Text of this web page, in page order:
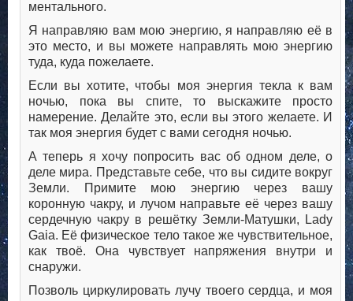
ментального.
Я направляю вам мою энергию, я направляю её в
это место, и вы можете направлять мою энергию
туда, куда пожелаете.
Если вы хотите, чтобы моя энергия текла к вам
ночью, пока вы спите, то выскажите просто
намерение. Делайте это, если вы этого желаете. И
так моя энергия будет с вами сегодня ночью.
А теперь я хочу попросить вас об одном деле, о
деле мира. Представьте себе, что вы сидите вокруг
Земли. Примите мою энергию через вашу
коронную чакру, и лучом направьте её через вашу
сердечную чакру в решётку Земли-Матушки, Lady
Gaia. Её физическое тело такое же чувствительное,
как твоё. Она чувствует напряжения внутри и
снаружи.
Позволь циркулировать лучу твоего сердца, и моя